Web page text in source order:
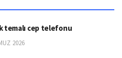
temalı cep telefonu
2026